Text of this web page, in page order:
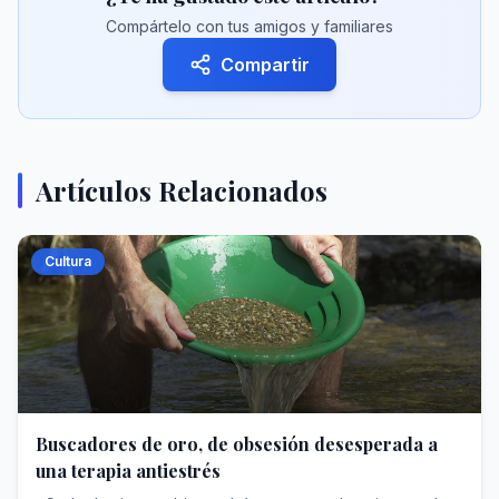
Compártelo con tus amigos y familiares
Compartir
Artículos Relacionados
Cultura
Buscadores de oro, de obsesión desesperada a
una terapia antiestrés